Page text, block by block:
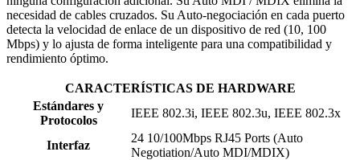
necesidad de cables cruzados. Su Auto-negociación en cada puerto
detecta la velocidad de enlace de un dispositivo de red (10, 100
Mbps) y lo ajusta de forma inteligente para una compatibilidad y
rendimiento óptimo.
CARACTERÍSTICAS DE HARDWARE
Estándares y
Protocolos
IEEE 802.3i, IEEE 802.3u, IEEE 802.3x
Interfaz
24 10/100Mbps RJ45 Ports (Auto
Negotiation/Auto MDI/MDIX)